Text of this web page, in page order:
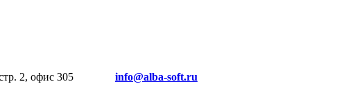
стр. 2, офис 305 info@alba-soft.ru